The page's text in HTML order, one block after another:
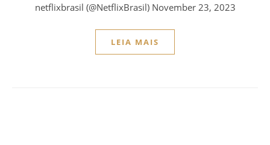
netflixbrasil (@NetflixBrasil) November 23, 2023
LEIA MAIS